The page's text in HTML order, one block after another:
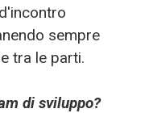
sempre
tra le parti.
di sviluppo?